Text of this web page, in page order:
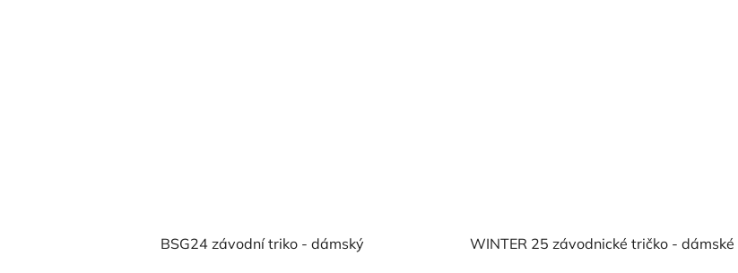
BSG24 závodní triko - dámský WINTER 25 závodnické tričko - dámské